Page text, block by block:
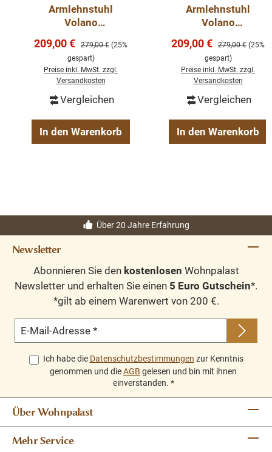
Armlehnstuhl
Volano
Esszimmer Stühle
Verkaufspreis:
209,00 € Regulärer Preis:
279,00 € (25%
gespart)
Preise inkl. MwSt. zzgl.
Versandkosten
Vergleichen
In den Warenkorb
Armlehnstuhl
Volano
Esszimmer Stühle
Verkaufspreis:
209,00 € Regulärer Preis:
279,00 € (25%
gespart)
Preise inkl. MwSt. zzgl.
Versandkosten
Vergleichen
In den Warenkorb
Über 20 Jahre Erfahrung
Newsletter
Abonnieren Sie den kostenlosen Wohnpalast
Newsletter und erhalten Sie einen 5 Euro Gutschein*.
*gilt ab einem Warenwert von 200 €.
E-Mail-Adresse *
Ich habe die Datenschutzbestimmungen zur Kenntnis
genommen und dieAGB gelesen und bin mit ihnen
einverstanden. *
Über Wohnpalast
Mehr Service